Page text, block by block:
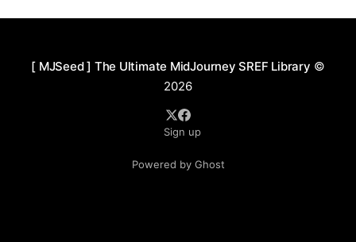
[ MJSeed ] The Ultimate MidJourney SREF Library ©
2026
Sign up
Powered by Ghost